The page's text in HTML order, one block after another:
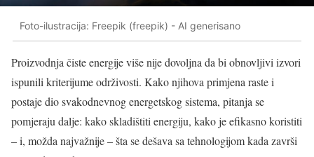
Foto-ilustracija: Freepik (freepik) - AI generisano
Proizvodnja čiste energije više nije dovoljna da bi obnovljivi izvori
ispunili kriterijume održivosti. Kako njihova primjena raste i
postaje dio svakodnevnog energetskog sistema, pitanja se
pomjeraju dalje: kako skladištiti energiju, kako je efikasno koristiti
– i, možda najvažnije – šta se dešava sa tehnologijom kada završi